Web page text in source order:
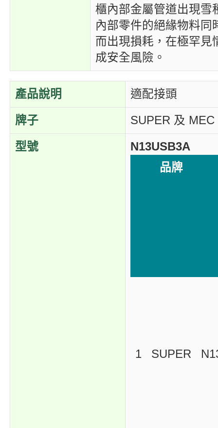
櫃內部金屬管道出現雪
內部零件的絕緣物料同
而出現損耗，在極罕見
成安全風險。
產品說明 適配接頭
牌子 SUPER 及 MEC
型號
N13USB3A
品牌
1 SUPER